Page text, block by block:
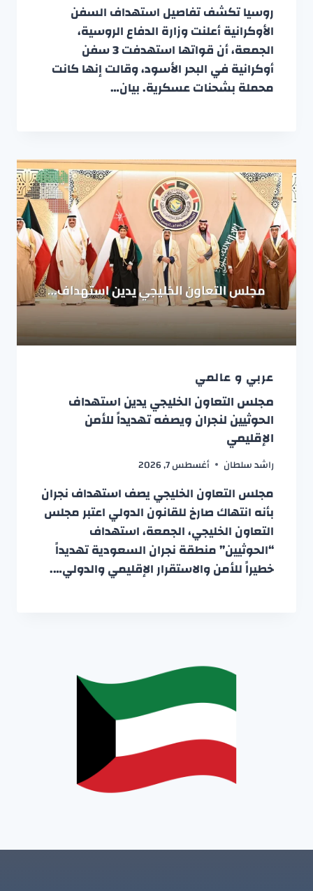
روسيا تكشف تفاصيل استهداف السفن
الأوكرانية أعلنت وزارة الدفاع الروسية،
الجمعة، أن قواتها استهدفت 3 سفن
أوكرانية في البحر الأسود، وقالت إنها كانت
محملة بشحنات عسكرية. بيان…
عربي و عالمي
مجلس التعاون الخليجي يدين استهداف
الحوثيين لنجران ويصفه تهديداً للأمن
الإقليمي
راشد سلطان أغسطس 7, 2026
مجلس التعاون الخليجي يصف استهداف نجران
بأنه انتهاك صارخ للقانون الدولي اعتبر مجلس
التعاون الخليجي، الجمعة، استهداف
“الحوثيين” منطقة نجران السعودية تهديداً
خطيراً للأمن والاستقرار الإقليمي والدولي….